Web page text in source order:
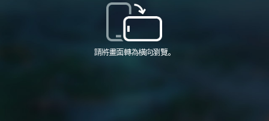
請將畫面轉為橫向瀏覽。